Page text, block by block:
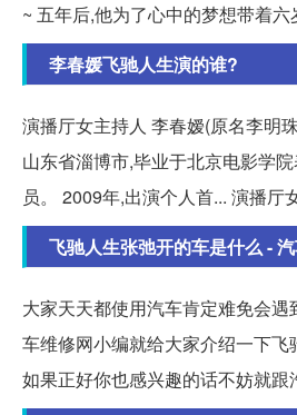
~ 五年后,他为了心中的梦想带着六
李春媛飞驰人生演的谁?
演播厅女主持人 李春嫒(原名李明
山东省淄博市,毕业于北京电影学
员。 2009年,出演个人首... 演播厅
飞驰人生张弛开的车是什么 -
大家天天都使用汽车肯定难免会
车维修网小编就给大家介绍一下飞
如果正好你也感兴趣的话不妨就跟